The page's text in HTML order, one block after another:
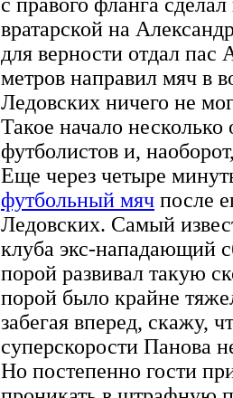
вратарской на
для верности отдал
метров направил мяч в
Ледовских ничего не
Такое начало
футболистов и,
Еще через четыре
футбольный мяч после
Ледовских. Самый
клуба экс-нападающий
порой развивал такую
порой было крайне
забегая вперед, скажу,
суперскорости Панова
Но постепенно гости